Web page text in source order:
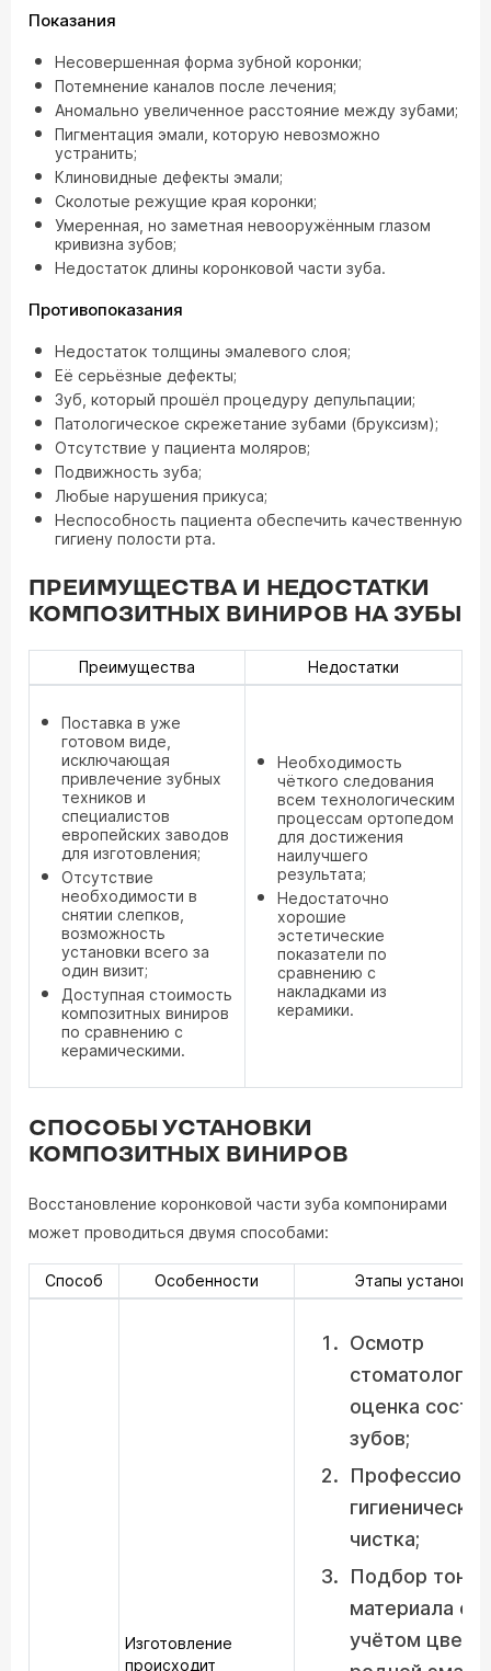
Показания
Несовершенная форма зубной коронки;
Потемнение каналов после лечения;
Аномально увеличенное расстояние между зубами;
Пигментация эмали, которую невозможно
устранить;
Клиновидные дефекты эмали;
Сколотые режущие края коронки;
Умеренная, но заметная невооружённым глазом
кривизна зубов;
Недостаток длины коронковой части зуба.
Противопоказания
Недостаток толщины эмалевого слоя;
Её серьёзные дефекты;
Зуб, который прошёл процедуру депульпации;
Патологическое скрежетание зубами (бруксизм);
Отсутствие у пациента моляров;
Подвижность зуба;
Любые нарушения прикуса;
Неспособность пациента обеспечить качественную
гигиену полости рта.
ПРЕИМУЩЕСТВА И НЕДОСТАТКИ
КОМПОЗИТНЫХ ВИНИРОВ НА ЗУБЫ
Преимущества Недостатки
Поставка в уже
готовом виде,
исключающая
привлечение зубных
техников и
специалистов
европейских заводов
для изготовления;
Отсутствие
необходимости в
снятии слепков,
возможность
установки всего за
один визит;
Доступная стоимость
композитных виниров
по сравнению с
керамическими.
Необходимость
чёткого следования
всем технологическим
процессам ортопедом
для достижения
наилучшего
результата;
Недостаточно
хорошие
эстетические
показатели по
сравнению с
накладками из
керамики.
СПОСОБЫ УСТАНОВКИ
КОМПОЗИТНЫХ ВИНИРОВ
Восстановление коронковой части зуба компонирами
может проводиться двумя способами:
Способ Особенности Этапы установки
Изготовление
происходит
Осмотр
оценка
зубов;
гигиеническая
чистка;
Подбор тона
материала с
учётом цвета